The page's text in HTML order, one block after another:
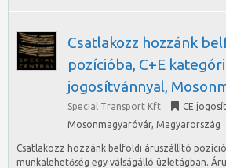
Csatlakozz hozzánk
pozícióba, C+E
jogosítvánnyal,
Special Transport Kft.
CE
Mosonmagyaróvár, Magyarország
Csatlakozz hozzánk belföldi áruszállító
munkalehetőség egy válságálló üzletágban.